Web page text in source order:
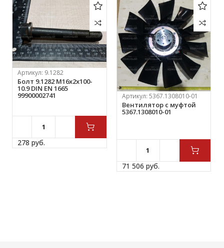
Артикул: 9.1282
Болт 9.1282 М16х2х100-
10.9 DIN EN 1665
99900002741
278 руб.
Артикул: 5367.1308010-01
Вентилятор с муфтой
5367.1308010-01
71 506 руб.